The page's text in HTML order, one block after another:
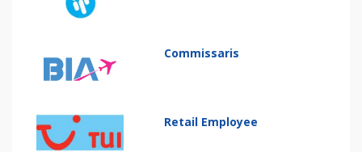
Commissaris
Retail Employee